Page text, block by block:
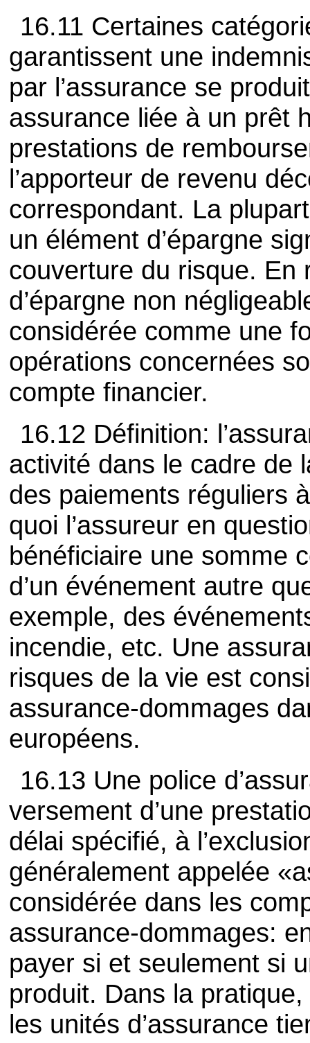
16.11 Certaines
garantissent une
par l’assurance se
assurance liée à un prêt
prestations de
l’apporteur de revenu
correspondant. La
un élément d’épargne
couverture du risque. En
d’épargne non
considérée comme une
opérations concernées
compte financier.
16.12 Définition:
activité dans le cadre de
des paiements réguliers
quoi l’assureur en
bénéficiaire une somme
d’un événement autre
exemple, des
incendie, etc. Une
risques de la vie est
assurance-dommages
européens.
16.13 Une police
versement d’une
délai spécifié, à
généralement appelée
considérée dans les
assurance-dommages:
payer si et seulement si
produit. Dans la
les unités d’assurance